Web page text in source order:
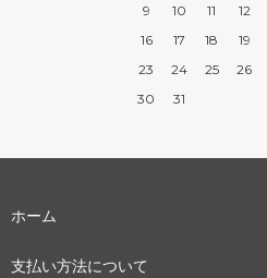
9
10 11 12
16
17 18 19
23
24 25 26
30
31
ホーム
支払い方法について